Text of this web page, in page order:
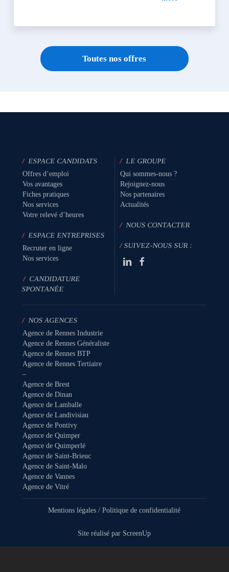
Toutes nos offres
/ ESPACE CANDIDATS
Offres d’emploi
Vos avantages
Fiches pratiques
Nos services
Votre relevé d’heures
/ ESPACE ENTREPRISES
Recruter en ligne
Nos services
/ CANDIDATURE
SPONTANÉE
/ LE GROUPE
Qui sommes-nous ?
Rejoignez-nous
Nos partenaires
Actualités
/NOUS CONTACTER
/SUIVEZ-NOUS SUR :
/ NOS AGENCES
Agence de Rennes Industrie
Agence de Rennes Généraliste
Agence de Rennes BTP
Agence de Rennes Tertiaire
–
Agence de Brest
Agence de Dinan
Agence de Lamballe
Agence de Landivisiau
Agence de Pontivy
Agence de Quimper
Agence de Quimperlé
Agence de Saint-Brieuc
Agence de Saint-Malo
Agence de Vannes
Agence de Vitré
Mentions légales /Politique de confidentialité
Site réalisé par ScreenUp